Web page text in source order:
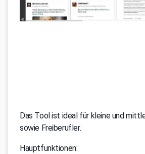
Das Tool ist ideal für kleine und
sowie Freiberufler.
Hauptfunktionen: